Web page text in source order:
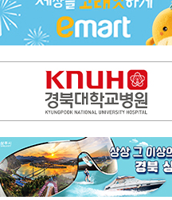
휠체어 환자 발로 밀어 숨지게 한 70대 간병인…2심도 집행유예
박권현 청도군수, 국무총리에 "청도 물 공급 최대 3만t 늘려달라"